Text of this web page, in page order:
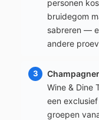
personen
bruidegom
sabreren —
andere
Wine & Dine
een
groepen